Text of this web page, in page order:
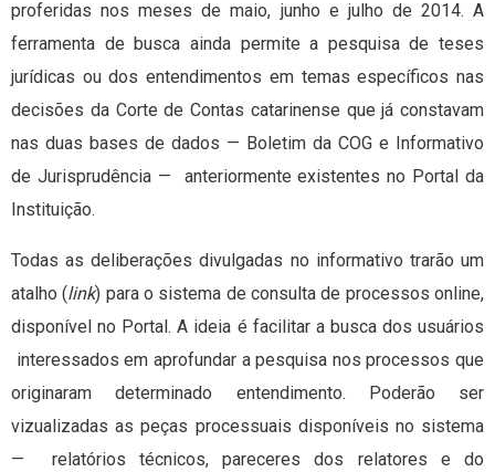
proferidas nos meses de maio, junho e julho de 2014. A
ferramenta de busca ainda permite a pesquisa de teses
jurídicas ou dos entendimentos em temas específicos nas
decisões da Corte de Contas catarinense que já constavam
nas duas bases de dados — Boletim da COG e Informativo
de Jurisprudência — anteriormente existentes no Portal da
Instituição.
Todas as deliberações divulgadas no informativo trarão um
atalho (link) para o sistema de consulta de processos online,
disponível no Portal. A ideia é facilitar a busca dos usuários
interessados em aprofundar a pesquisa nos processos que
originaram determinado entendimento. Poderão ser
vizualizadas as peças processuais disponíveis no sistema
— relatórios técnicos, pareceres dos relatores e do